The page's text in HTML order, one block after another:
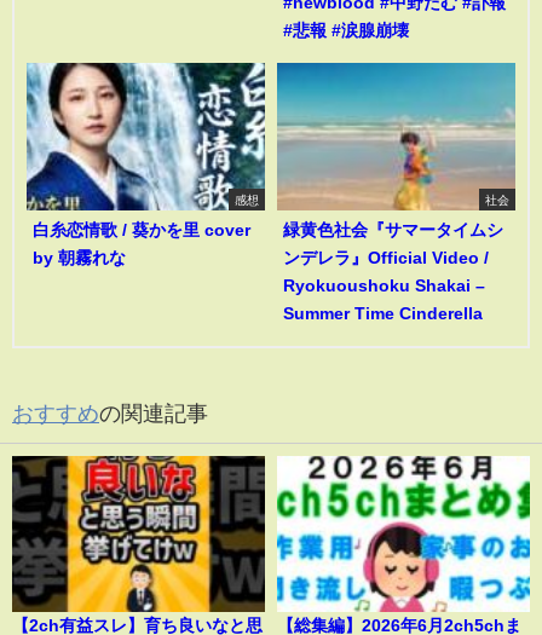
#悲報 #涙腺崩壊
感想
白糸恋情歌 / 葵かを里 cover
by 朝霧れな
社会
緑黄色社会『サマータイムシ
ンデレラ』Official Video /
Ryokuoushoku Shakai –
Summer Time Cinderella
おすすめの関連記事
【2ch有益スレ】育ち良いなと思
【総集編】2026年6月2ch5chま